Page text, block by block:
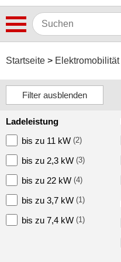
Startseite Elektromobilität
Autoradios
Dashcams
Elektromobilität
Brandschutz
Ladegerät
Ladekabel
Ladeleistung
bis zu 11 kW (2)
bis zu 2,3 kW (3)
bis zu 22 kW (4)
bis zu 3,7 kW (1)
bis zu 7,4 kW (1)